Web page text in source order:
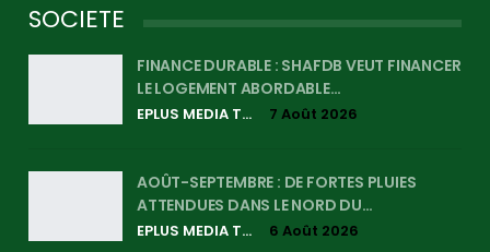
SOCIETE
FINANCE DURABLE : SHAFDB VEUT FINANCER
LE LOGEMENT ABORDABLE…
EPLUS MEDIA TV 7 Août 2026
AOÛT-SEPTEMBRE : DE FORTES PLUIES
ATTENDUES DANS LE NORD DU…
EPLUS MEDIA TV 6 Août 2026